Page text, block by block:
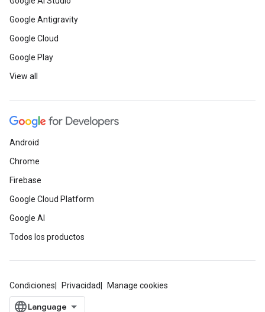
Google Antigravity
Google Cloud
Google Play
View all
Android
Chrome
Firebase
Google Cloud Platform
Google AI
Todos los productos
Condiciones Privacidad Manage cookies